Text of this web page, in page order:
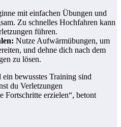
mit einfachen Übungen und
Zu schnelles Hochfahren kann
führen.
Nutze Aufwärmübungen, um
und dehne dich nach dem
zu lösen.
bewusstes Training sind
du Verletzungen
Fortschritte erzielen“, betont